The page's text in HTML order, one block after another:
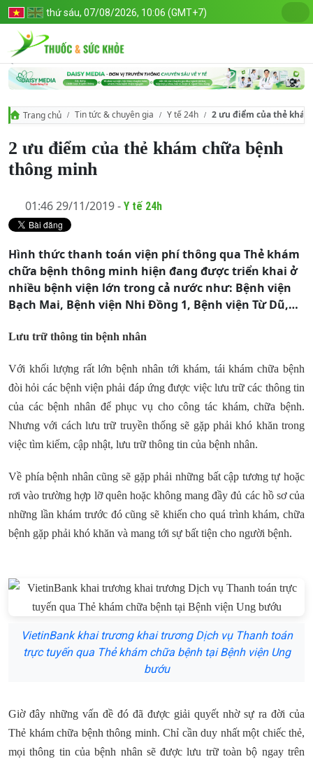
thứ sáu, 07/08/2026, 10:06 (GMT+7)
Trang chủ Tin tức & chuyên gia Y tế 24h 2 ưu điểm của thẻ
2 ưu điểm của thẻ khám chữa bệnh
thông minh
01:46 29/11/2019 - Y tế 24h
Hình thức thanh toán viện phí thông qua Thẻ khám
chữa bệnh thông minh hiện đang được triển khai ở
nhiều bệnh viện lớn trong cả nước như: Bệnh viện
Bạch Mai, Bệnh viện Nhi Đồng 1, Bệnh viện Từ Dũ,…
Lưu trữ thông tin bệnh nhân
Với khối lượng rất lớn bệnh nhân tới khám, tái khám chữa bệnh
đòi hỏi các bệnh viện phải đáp ứng được việc lưu trữ các thông tin
của các bệnh nhân để phục vụ cho công tác khám, chữa bệnh.
Nhưng với cách lưu trữ truyền thống sẽ gặp phải khó khăn trong
việc tìm kiếm, cập nhật, lưu trữ thông tin của bệnh nhân.
Về phía bệnh nhân cũng sẽ gặp phải những bất cập tương tự hoặc
rơi vào trường hợp lỡ quên hoặc không mang đầy đủ các hồ sơ của
những lần khám trước đó cũng sẽ khiến cho quá trình khám, chữa
bệnh gặp phải khó khăn và mang tới sự bất tiện cho người bệnh.
VietinBank khai trương khai trương Dịch vụ Thanh toán
trực tuyến qua Thẻ khám chữa bệnh tại Bệnh viện Ung
bướu
Giờ đây những vấn đề đó đã được giải quyết nhờ sự ra đời của
Thẻ khám chữa bệnh thông minh. Chỉ cần duy nhất một chiếc thẻ,
mọi thông tin của bệnh nhân sẽ được lưu trữ toàn bộ ngay trên